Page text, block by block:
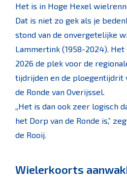
Het is in Hoge Hexel
Dat is niet zo gek als je
stond van de onvergetelijke
Lammertink (1958-2024).
2026 de plek voor de
tijdrijden en de ploegentijdrit
de Ronde van Overijssel.
,,Het is dan ook zeer logisch
het Dorp van de Ronde is,”
de Rooij.
Wielerkoorts